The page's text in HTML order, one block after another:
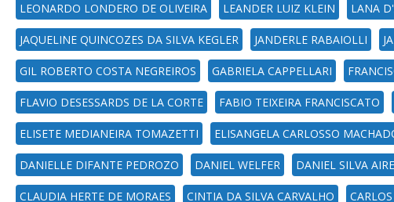
LEONARDO LONDERO DE OLIVEIRA LEANDER LUIZ KLEIN LANA
JAQUELINE QUINCOZES DA SILVA KEGLER JANDERLE RABAIOLLI
GIL ROBERTO COSTA NEGREIROS GABRIELA CAPPELLARI
FLAVIO DESESSARDS DE LA CORTE FABIO TEIXEIRA FRANCISCATO
ELISETE MEDIANEIRA TOMAZETTI ELISANGELA CARLOSSO
DANIELLE DIFANTE PEDROZO DANIEL WELFER DANIEL SILVA
CLAUDIA HERTE DE MORAES CINTIA DA SILVA CARVALHO